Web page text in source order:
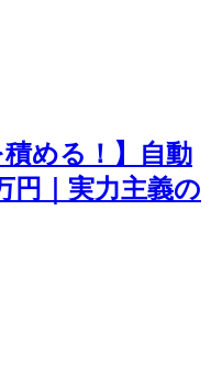
積める！】自動
円｜実力主義の